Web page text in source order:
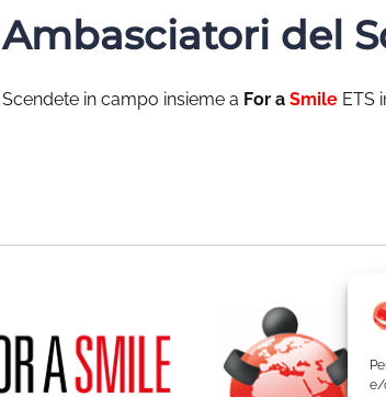
e/
Ambasciatori del
Scendete in campo insieme a For a SmileETS